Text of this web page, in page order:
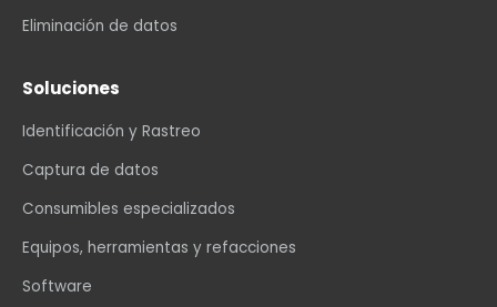
Eliminación de datos
Soluciones
Identificación y Rastreo
Captura de datos
Consumibles especializados
Equipos, herramientas y refacciones
Software